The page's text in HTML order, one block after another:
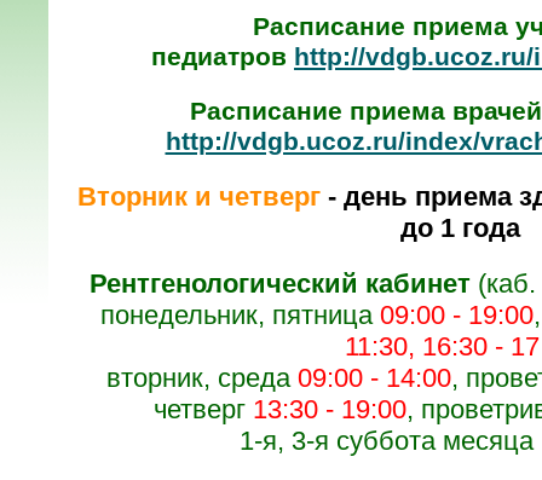
Расписание приема
педиатров http://
Расписание приема
http://vdgb.ucoz.ru/index/
Вторник и четверг - день приема
до 1 года
Рентгенологический кабинет
понедельник, пятница 09:00 - 19:00
11:30, 16:30 -
вторник, среда 09:00 - 14:00,
четверг 13:30 - 19:00,
1-я, 3-я суббота месяца